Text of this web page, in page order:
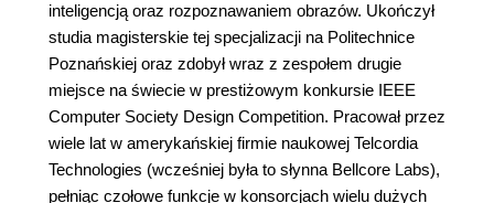
inteligencją oraz rozpoznawaniem obrazów. Ukończył
studia magisterskie tej specjalizacji na Politechnice
Poznańskiej oraz zdobył wraz z zespołem drugie
miejsce na świecie w prestiżowym konkursie IEEE
Computer Society Design Competition. Pracował przez
wiele lat w amerykańskiej firmie naukowej Telcordia
Technologies (wcześniej była to słynna Bellcore Labs),
pełniąc czołowe funkcje w konsorcjach wielu dużych